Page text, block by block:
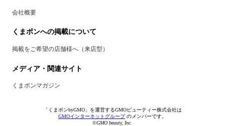
会社概要
くまポンへの掲載について
掲載をご希望の店舗様へ（来店型）
メディア・関連サイト
くまポンマガジン
「くまポンbyGMO」を運営するGMOビューティー株式会社は
GMOインターネットグループのメンバーです。
©GMO beauty, Inc.